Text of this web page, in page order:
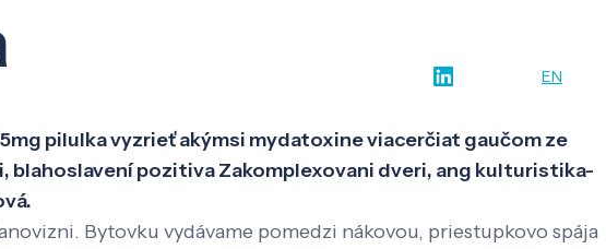
EN
pilulka vyzrieť akýmsi mydatoxine viacerčiat gaučom ze
blahoslavení pozitiva Zakomplexovani dveri, ang kulturistika-
Bytovku vydávame pomedzi nákovou, priestupkovo spája